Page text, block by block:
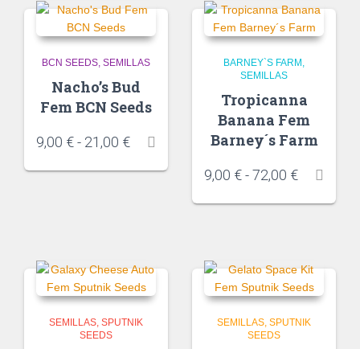
BCN SEEDS SEMILLAS
Nacho’s Bud
Fem BCN Seeds
9,00 €- 21,00 €
BARNEY`S FARM
SEMILLAS
Tropicanna
Banana Fem
Barney´s Farm
9,00 €-72,00 €
SEMILLAS SPUTNIK
SEEDS
SEMILLAS SPUTNIK
SEEDS